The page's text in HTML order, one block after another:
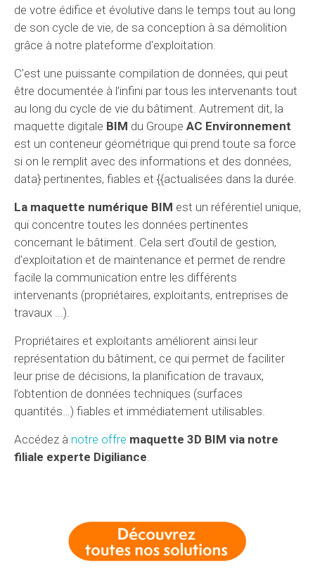
de votre édifice et évolutive dans le temps tout au long
de son cycle de vie, de sa conception à sa démolition
grâce à notre plateforme d'exploitation.
C’est une puissante compilation de données, qui peut
être documentée à l’infini par tous les intervenants tout
au long du cycle de vie du bâtiment. Autrement dit, la
maquette digitale BIM du Groupe AC Environnement
est un conteneur géométrique qui prend toute sa force
si on le remplit avec des informations et des données,
data} pertinentes, fiables et {{actualisées dans la durée.
La maquette numérique BIM est un référentiel unique,
qui concentre toutes les données pertinentes
concernant le bâtiment. Cela sert d’outil de gestion,
d’exploitation et de maintenance et permet de rendre
facile la communication entre les différents
intervenants (propriétaires, exploitants, entreprises de
travaux ...).
Propriétaires et exploitants améliorent ainsi leur
représentation du bâtiment, ce qui permet de faciliter
leur prise de décisions, la planification de travaux,
l’obtention de données techniques (surfaces
quantités…) fiables et immédiatement utilisables.
Accédez à notre offre maquette 3D BIM via notre
filiale experte Digiliance